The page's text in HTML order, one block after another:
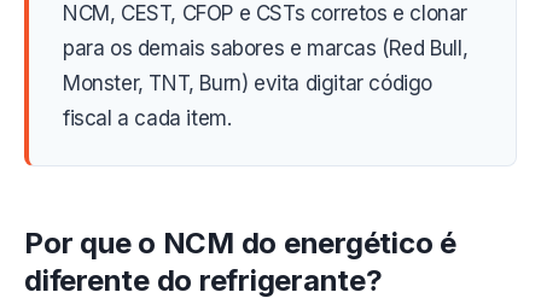
NCM, CEST, CFOP e CSTs corretos e clonar
para os demais sabores e marcas (Red Bull,
Monster, TNT, Burn) evita digitar código
fiscal a cada item.
Por que o NCM do energético é
diferente do refrigerante?